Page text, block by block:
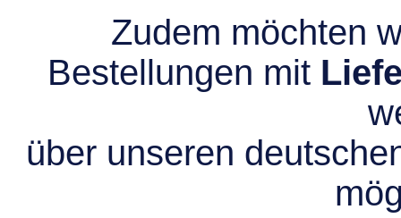
Zudem möchten
Bestellungen mit
über unseren